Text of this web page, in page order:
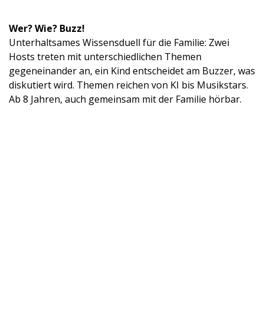
Wer? Wie? Buzz!
Unterhaltsames Wissensduell für die Familie: Zwei
Hosts treten mit unterschiedlichen Themen
gegeneinander an, ein Kind entscheidet am Buzzer, was
diskutiert wird. Themen reichen von KI bis Musikstars.
Ab 8 Jahren, auch gemeinsam mit der Familie hörbar.